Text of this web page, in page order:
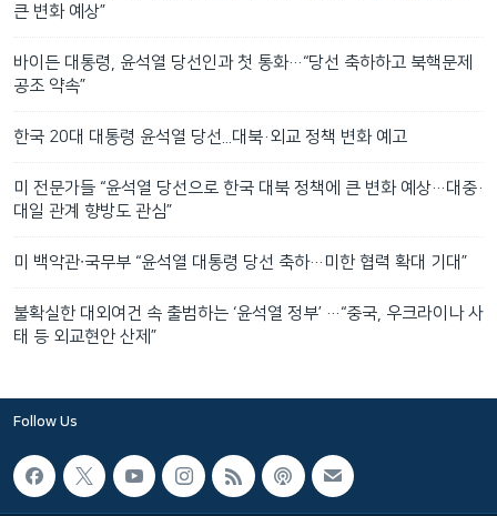
큰 변화 예상”
바이든 대통령, 윤석열 당선인과 첫 통화…“당선 축하하고 북핵문제
공조 약속”
한국 20대 대통령 윤석열 당선...대북·외교 정책 변화 예고
미 전문가들 “윤석열 당선으로 한국 대북 정책에 큰 변화 예상…대중·
대일 관계 향방도 관심”
미 백악관∙국무부 “윤석열 대통령 당선 축하…미한 협력 확대 기대”
불확실한 대외여건 속 출범하는 ‘윤석열 정부’ …“중국, 우크라이나 사
태 등 외교현안 산제”
Follow Us